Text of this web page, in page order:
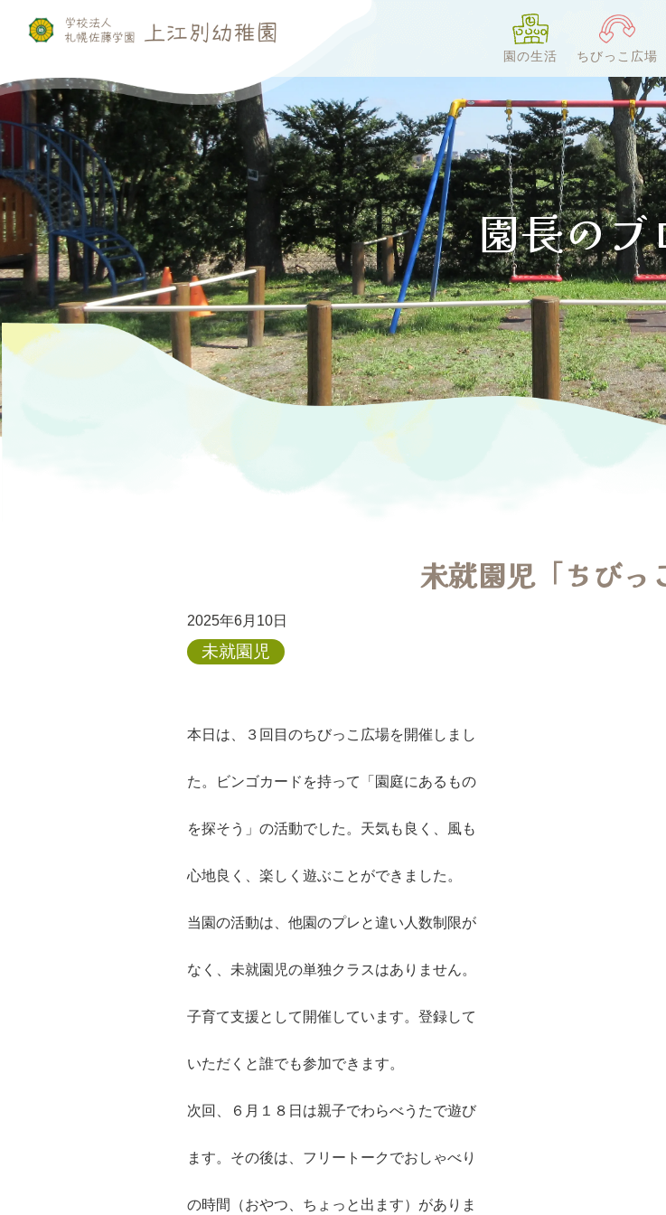
園の生活 ちびっこ広場
未就園児「ちび
2025年6月10日
未就園児
本日は、３回目のちびっこ広場を開催しまし
た。ビンゴカードを持って「園庭にあるもの
を探そう」の活動でした。天気も良く、風も
心地良く、楽しく遊ぶことができました。
当園の活動は、他園のプレと違い人数制限が
なく、未就園児の単独クラスはありません。
子育て支援として開催しています。登録して
いただくと誰でも参加できます。
次回、６月１８日は親子でわらべうたで遊び
ます。その後は、フリートークでおしゃべり
の時間（おやつ、ちょっと出ます）がありま